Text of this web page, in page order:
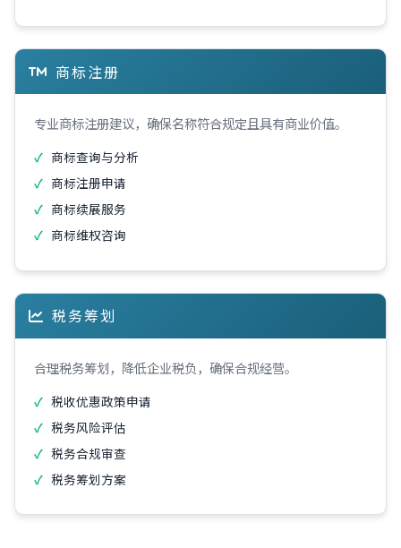
商标注册
专业商标注册建议，确保名称符合规定且具有商业价值。
商标查询与分析
商标注册申请
商标续展服务
商标维权咨询
税务筹划
合理税务筹划，降低企业税负，确保合规经营。
税收优惠政策申请
税务风险评估
税务合规审查
税务筹划方案